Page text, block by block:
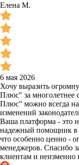
Елена М.
6 мая 2026
Хочу выразить
Плюс" за многолетнее
Плюс" можно всегда
изменений
Ваша платформа - это
надежный помощник в
что особенно ценно -
менеджеров. Спасибо
клиентам и неизменно